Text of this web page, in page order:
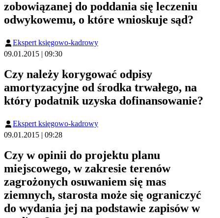
zobowiązanej do poddania się leczeniu
odwykowemu, o które wnioskuje sąd?
Ekspert księgowo-kadrowy
09.01.2015 | 09:30
Czy należy korygować odpisy
amortyzacyjne od środka trwałego, na
który podatnik uzyska dofinansowanie?
Ekspert księgowo-kadrowy
09.01.2015 | 09:28
Czy w opinii do projektu planu
miejscowego, w zakresie terenów
zagrożonych osuwaniem się mas
ziemnych, starosta może się ograniczyć
do wydania jej na podstawie zapisów w